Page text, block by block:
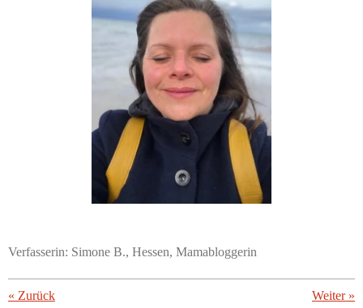
Verfasserin: Simone B., Hessen, Mamabloggerin
« Zurück Weiter»